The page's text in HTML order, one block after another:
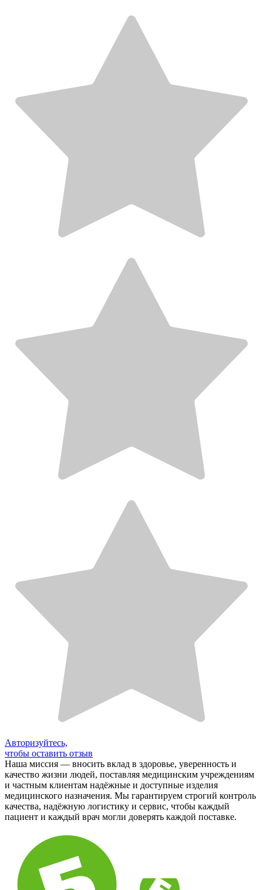
Авторизуйтесь,
чтобы оставить отзыв
Наша миссия — вносить вклад в здоровье, уверенность и
качество жизни людей, поставляя медицинским учреждениям
и частным клиентам надёжные и доступные изделия
медицинского назначения. Мы гарантируем строгий контроль
качества, надёжную логистику и сервис, чтобы каждый
пациент и каждый врач могли доверять каждой поставке.